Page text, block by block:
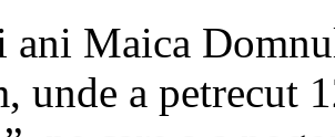
ani Maica
unde a petrecut